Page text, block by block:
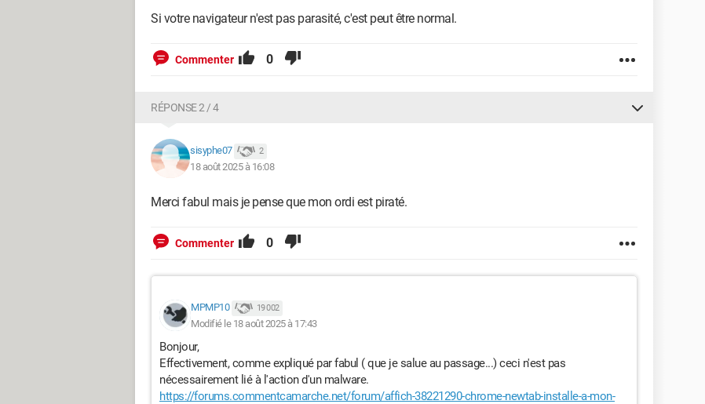
Si votre navigateur n'est pas parasité, c'est peut être normal.
Commenter 0
RÉPONSE 2 / 4
sisyphe07 2
18 août 2025 à 16:08
Merci fabul mais je pense que mon ordi est piraté.
Commenter 0
MPMP10 19 002
Modifié le 18 août 2025 à 17:43
Bonjour,
Effectivement, comme expliqué par fabul ( que je salue au passage...) ceci n'est pas
nécessairement lié à l'action d'un malware.
https://forums.commentcamarche.net/forum/affich-38221290-chrome-newtab-installe-a-mon-